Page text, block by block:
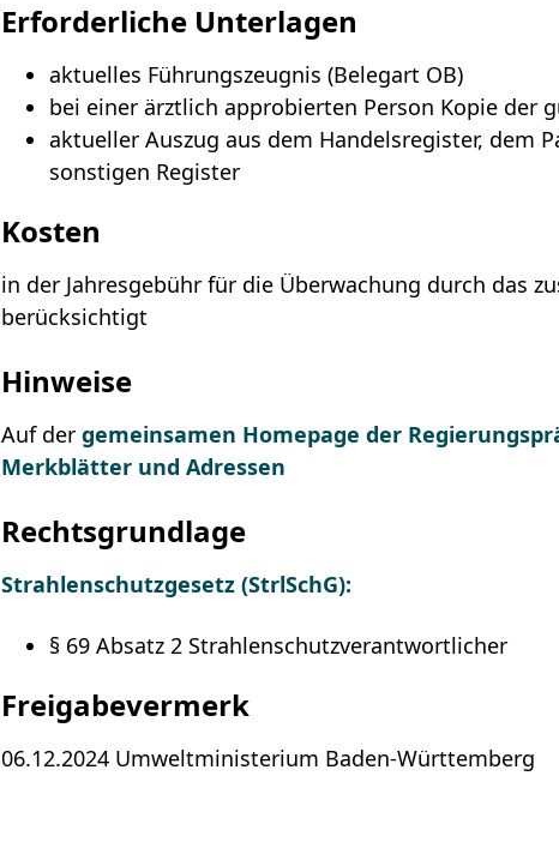
Erforderliche Unterlagen
aktuelles Führungszeugnis (Belegart OB)
bei einer ärztlich approbierten Person Kopie der
aktueller Auszug aus dem Handelsregister, dem
sonstigen Register
Kosten
in der Jahresgebühr für die Überwachung durch das
berücksichtigt
Hinweise
Auf dergemeinsamen Homepage der
Merkblätter und Adressen
Rechtsgrundlage
Strahlenschutzgesetz (StrlSchG):
§ 69 Absatz 2 Strahlenschutzverantwortlicher
Freigabevermerk
06.12.2024 Umweltministerium Baden-Württemberg